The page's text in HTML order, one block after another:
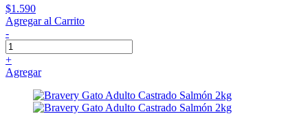
$1.590
Agregar al Carrito
-
+
Agregar